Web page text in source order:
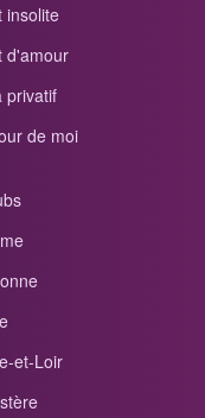
insolite
d'amour
privatif
de moi
et-Loir